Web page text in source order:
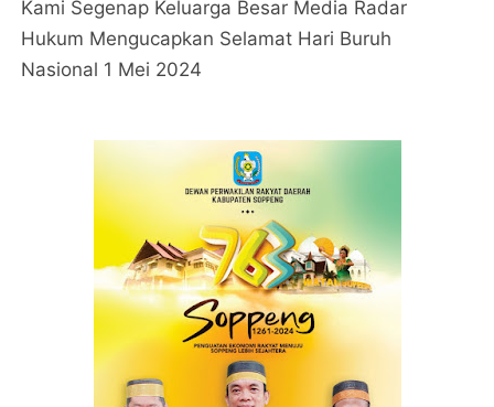
Kami Segenap Keluarga Besar Media Radar
Hukum Mengucapkan Selamat Hari Buruh
Nasional 1 Mei 2024